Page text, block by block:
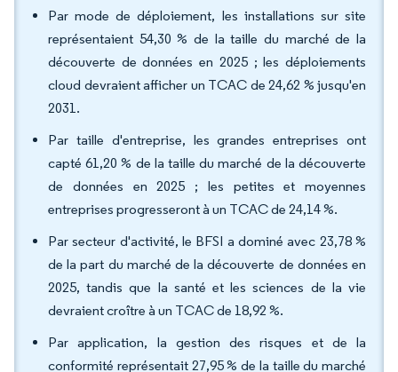
Par mode de déploiement, les installations sur site
représentaient 54,30 % de la taille du marché de la
découverte de données en 2025 ; les déploiements
cloud devraient afficher un TCAC de 24,62 % jusqu'en
2031.
Par taille d'entreprise, les grandes entreprises ont
capté 61,20 % de la taille du marché de la découverte
de données en 2025 ; les petites et moyennes
entreprises progresseront à un TCAC de 24,14 %.
Par secteur d'activité, le BFSI a dominé avec 23,78 %
de la part du marché de la découverte de données en
2025, tandis que la santé et les sciences de la vie
devraient croître à un TCAC de 18,92 %.
Par application, la gestion des risques et de la
conformité représentait 27,95 % de la taille du marché